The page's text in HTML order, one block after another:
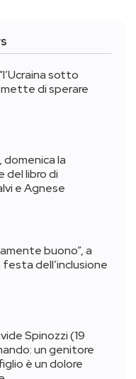
sotto
di sperare
la
del libro di
e Agnese
buono”, a
festa dell’inclusione
Spinozzi (19
un genitore
è un dolore